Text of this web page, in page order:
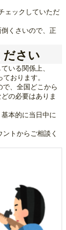
ェックしていただ
くさいので、正
ださい
いる関係上、
おります。
、全国どこから
の必要はありま
本的に当日中に
トからご相談く